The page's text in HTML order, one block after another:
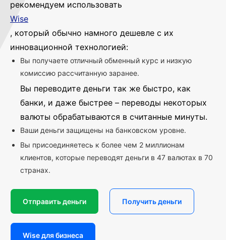
рекомендуем использовать
Wise
, который обычно намного дешевле с их
инновационной технологией:
Вы получаете отличный обменный курс и низкую
комиссию рассчитанную заранее.
Вы переводите деньги так же быстро, как
банки, и даже быстрее – переводы некоторых
валюты обрабатываются в считанные минуты.
Ваши деньги защищены на банковском уровне.
Вы присоединяетесь к более чем 2 миллионам
клиентов, которые переводят деньги в 47 валютах в 70
странах.
Отправить деньги Получить деньги
Wise для бизнеса